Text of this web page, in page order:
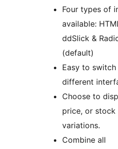
Four types of
available:
ddSlick &
(default)
Easy to
different
Choose to
price, or
variations.
Combine all